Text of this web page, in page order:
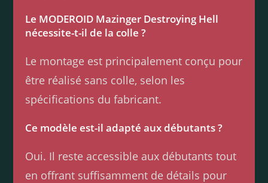
Le MODEROID Mazinger Destroying Hell
nécessite-t-il de la colle ?
Le montage est principalement conçu pour
être réalisé sans colle, selon les
spécifications du fabricant.
Ce modèle est-il adapté aux débutants ?
Oui. Il reste accessible aux débutants tout
en offrant suffisamment de détails pour